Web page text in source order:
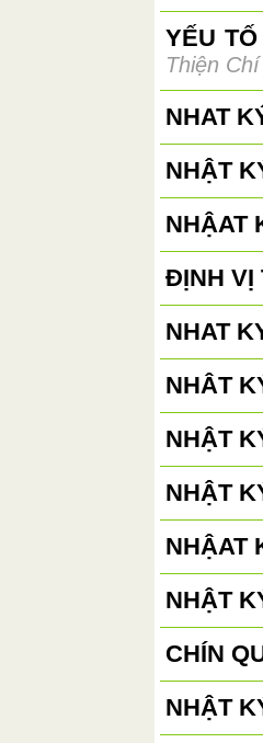
YẾU
Thiện Chí
NHAT
NHẬT
NHẬAT
ĐỊNH VỊ
NHAT
NHÂT
NHẬT
NHẬT
NHẬAT
NHẬT
CHÍN
NHẬT